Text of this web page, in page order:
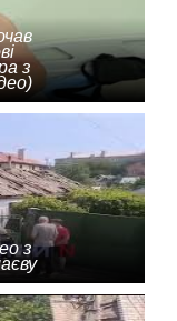
з
з